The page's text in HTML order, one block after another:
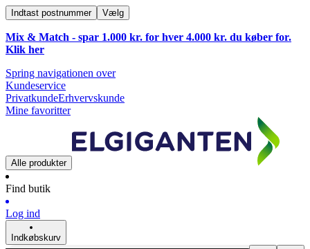
Indtast postnummer Vælg
Mix & Match - spar 1.000 kr. for hver 4.000 kr. du køber for.
Klik her
Spring navigationen over
Kundeservice
PrivatkundeErhvervskunde
Mine favoritter
Alle produkter
Find butik
Log ind
Indkøbskurv